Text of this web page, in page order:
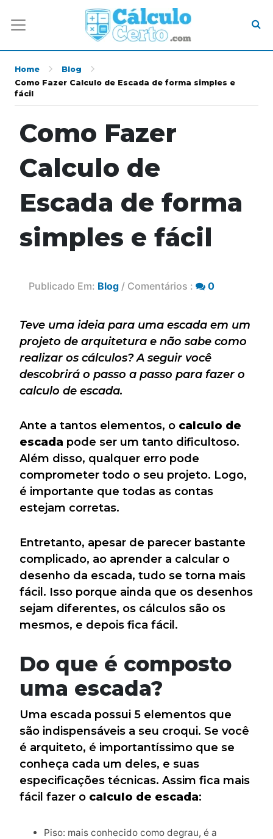
Home
Blog
Como Fazer Calculo de Escada de forma simples e
fácil
Como Fazer
Calculo de
Escada de forma
simples e fácil
Publicado Em: Blog / Comentários : 0
Teve uma ideia para uma escada em um
projeto de arquitetura e não sabe como
realizar os cálculos? A seguir você
descobrirá o passo a passo para fazer o
calculo de escada.
Ante a tantos elementos, o calculo de
escada pode ser um tanto dificultoso.
Além disso, qualquer erro pode
comprometer todo o seu projeto. Logo,
é importante que todas as contas
estejam corretas.
Entretanto, apesar de parecer bastante
complicado, ao aprender a calcular o
desenho da escada, tudo se torna mais
fácil. Isso porque ainda que os desenhos
sejam diferentes, os cálculos são os
mesmos, e depois fica fácil.
Do que é composto
uma escada?
Uma escada possui 5 elementos que
são indispensáveis a seu croqui. Se você
é arquiteto, é importantíssimo que se
conheça cada um deles, e suas
especificações técnicas. Assim fica mais
fácil fazer o calculo de escada:
Piso: mais conhecido como degrau, é a